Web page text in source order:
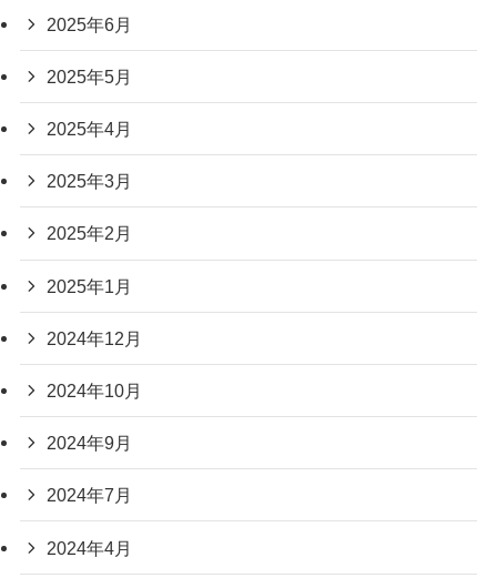
2025年6月
2025年5月
2025年4月
2025年3月
2025年2月
2025年1月
2024年12月
2024年10月
2024年9月
2024年7月
2024年4月